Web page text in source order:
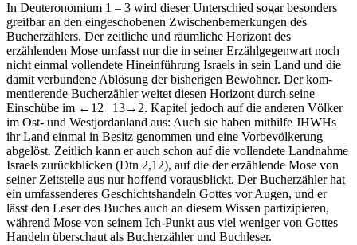
In Deuteronomium 1 – 3 wird dieser Unterschied sogar besonders
greifbar an den eingeschobenen Zwischenbemerkungen des
Bucherzählers. Der zeitliche und räumliche Horizont des
erzählenden Mose umfasst nur die in seiner Erzählgegenwart noch
nicht einmal vollendete Hineinführung Israels in sein Land und die
damit verbundene Ablösung der bisherigen Bewohner. Der kom-
mentierende Bucherzähler weitet diesen Horizont durch seine
Einschübe im ←12 | 13→ 2. Kapitel jedoch auf die anderen Völker
im Ost- und Westjordanland aus: Auch sie haben mithilfe JHWHs
ihr Land einmal in Besitz genommen und eine Vorbevölkerung
abgelöst. Zeitlich kann er auch schon auf die vollendete Landnahme
Israels zurückblicken (Dtn 2,12), auf die der erzählende Mose von
seiner Zeitstelle aus nur hoffend vorausblickt. Der Bucherzähler hat
ein umfassenderes Geschichtshandeln Gottes vor Augen, und er
lässt den Leser des Buches auch an diesem Wissen partizipieren,
während Mose von seinem Ich-Punkt aus viel weniger von Gottes
Handeln überschaut als Bucherzähler und Buchleser.